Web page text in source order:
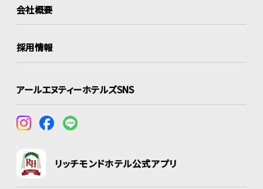
会社概要
採用情報
アールエヌティーホテルズSNS
リッチモンドホテル公式アプリ